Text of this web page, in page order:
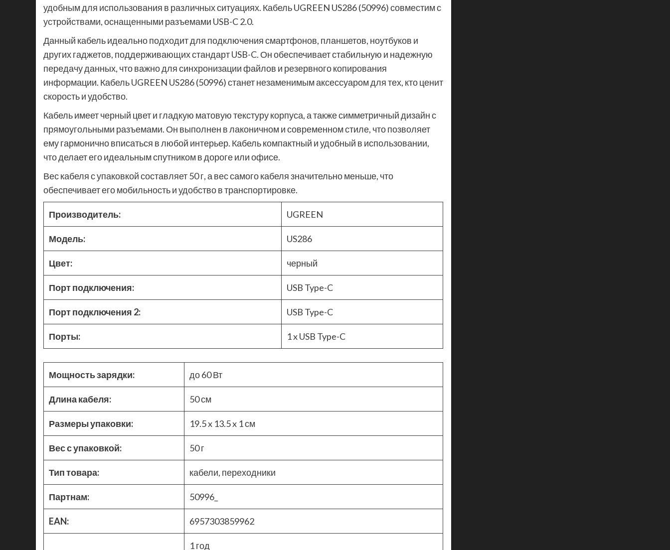
удобным для использования в различных ситуациях. Кабель UGREEN US286 (50996) совместим с
устройствами, оснащенными разъемами USB-C 2.0.
Данный кабель идеально подходит для подключения смартфонов, планшетов, ноутбуков и
других гаджетов, поддерживающих стандарт USB-C. Он обеспечивает стабильную и надежную
передачу данных, что важно для синхронизации файлов и резервного копирования
информации. Кабель UGREEN US286 (50996) станет незаменимым аксессуаром для тех, кто ценит
скорость и удобство.
Кабель имеет черный цвет и гладкую матовую текстуру корпуса, а также симметричный дизайн с
прямоугольными разъемами. Он выполнен в лаконичном и современном стиле, что позволяет
ему гармонично вписаться в любой интерьер. Кабель компактный и удобный в использовании,
что делает его идеальным спутником в дороге или офисе.
Вес кабеля с упаковкой составляет 50 г, а вес самого кабеля значительно меньше, что
обеспечивает его мобильность и удобство в транспортировке.
Производитель: UGREEN
Модель: US286
Цвет: черный
Порт подключения: USB Type-C
Порт подключения 2: USB Type-C
Порты: 1 x USB Type-C
Мощность зарядки: до 60 Вт
Длина кабеля: 50 см
Размеры упаковки: 19.5 x 13.5 x 1 см
Вес с упаковкой: 50 г
Тип товара: кабели, переходники
Партнам: 50996_
EAN: 6957303859962
1 год